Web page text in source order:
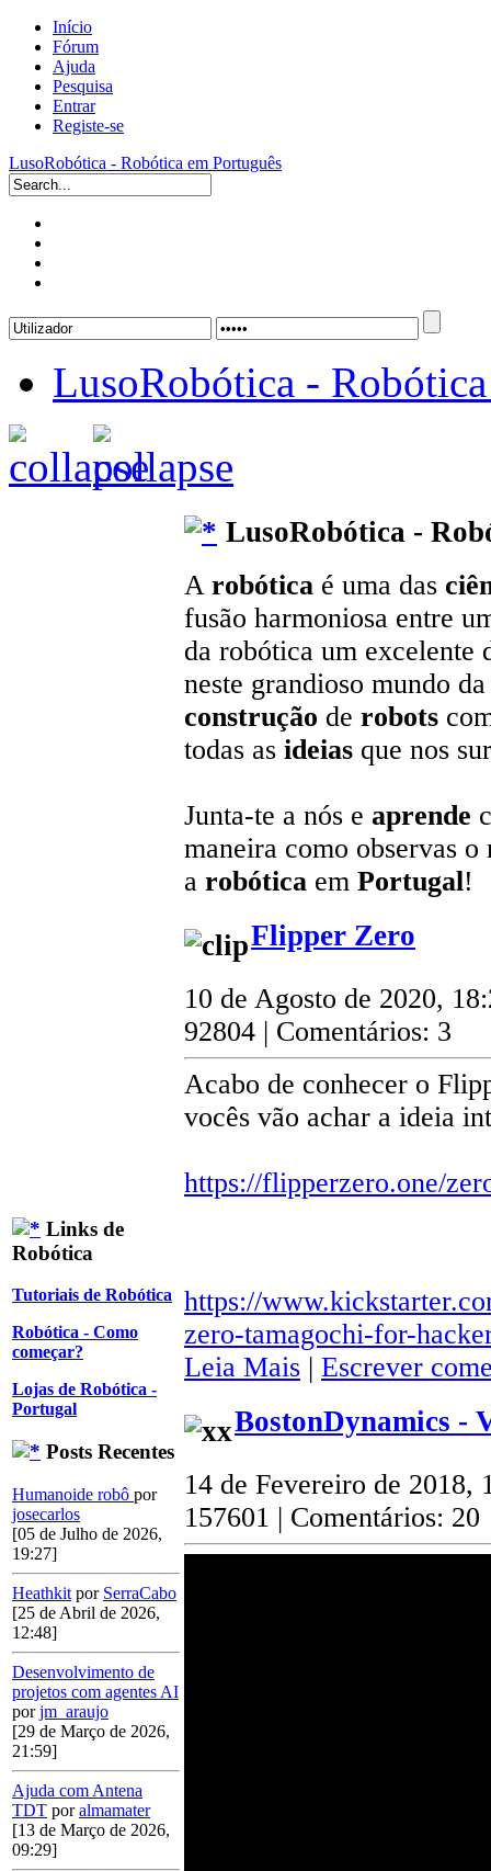
Início
Fórum
Ajuda
Pesquisa
Entrar
Registe-se
LusoRobótica - Robótica em Português
LusoRobótica -
Links de
Robótica
Tutoriais de Robótica
Robótica - Como
começar?
Lojas de Robótica -
Portugal
Posts Recentes
Humanoide robô por
josecarlos
[05 de Julho de 2026,
19:27]
Heathkit por SerraCabo
[25 de Abril de 2026,
12:48]
Desenvolvimento de
projetos com agentes AI
porjm_araujo
[29 de Março de 2026,
21:59]
Ajuda com Antena
TDT poralmamater
[13 de Março de 2026,
09:29]
LusoRobótica -
A robótica é uma das
fusão harmoniosa entre
da robótica um excelente
neste grandioso mundo
construção de robots
todas as ideias que nos
Junta-te a nós e aprende
maneira como observas
a robótica em Portugal!
Flipper Zero
10 de Agosto de 2020,
92804 | Comentários: 3
Acabo de conhecer o
vocês vão achar a ideia
https://flipperzero.one/
https://
zero-tamagochi-for-
Leia Mais | Escrever
BostonDynamics -
14 de Fevereiro de 2018,
157601 | Comentários: 20